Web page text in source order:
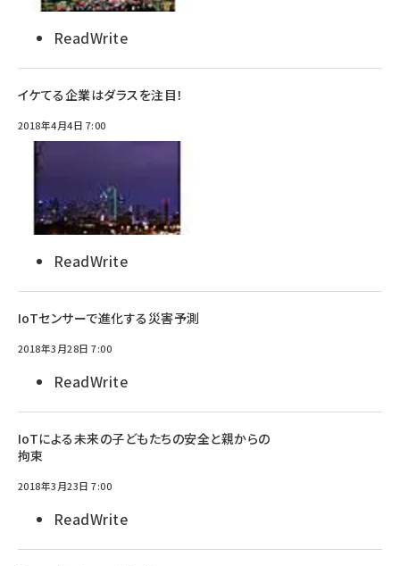
ReadWrite
イケてる企業はダラスを注目！
2018年4月4日 7:00
ReadWrite
IoTセンサーで進化する災害予測
2018年3月28日 7:00
ReadWrite
IoTによる未来の子どもたちの安全と親からの
拘束
2018年3月23日 7:00
ReadWrite